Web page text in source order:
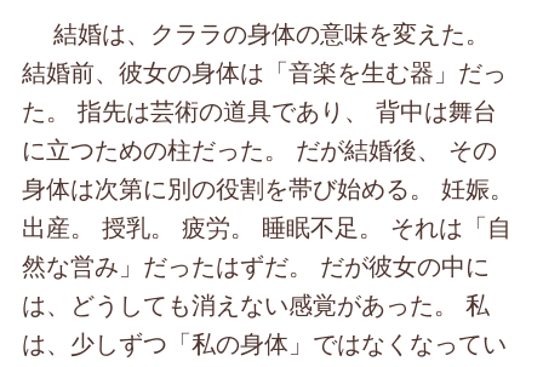
結婚は、クララの身体の意味を変えた。
結婚前、彼女の身体は「音楽を生む器」だっ
た。 指先は芸術の道具であり、 背中は舞台
に立つための柱だった。 だが結婚後、 その
身体は次第に別の役割を帯び始める。 妊娠。
出産。 授乳。 疲労。 睡眠不足。 それは「自
然な営み」だったはずだ。 だが彼女の中に
は、どうしても消えない感覚があった。 私
は、少しずつ「私の身体」ではなくなってい